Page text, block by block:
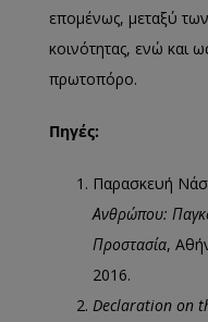
επομένως, μεταξύ
κοινότητας, ενώ και
πρωτοπόρο.
Πηγές:
Παρασκευή
Ανθρώπου:
Προστασία,
2016.
Declaration on